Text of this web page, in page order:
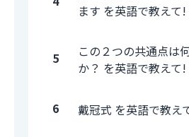
ます を英語で教えて!
5
この２つの共通点は
か？ を英語で教えて!
6 戴冠式 を英語で教え